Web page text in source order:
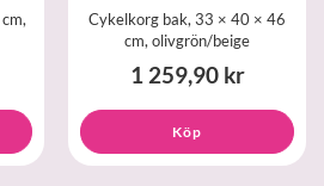
Cykelkorg bak, 33 × 40 × 46
cm, olivgrön/beige
1 259,90 kr
Köp